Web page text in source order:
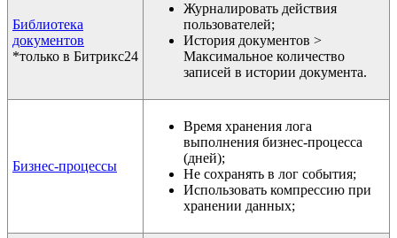
Библиотека
документов
*только в Битрикс24
Журналировать действия
пользователей;
История документов >
Максимальное количество
записей в истории документа.
Бизнес-процессы
Время хранения лога
выполнения бизнес-процесса
(дней);
Не сохранять в лог события;
Использовать компрессию при
хранении данных;